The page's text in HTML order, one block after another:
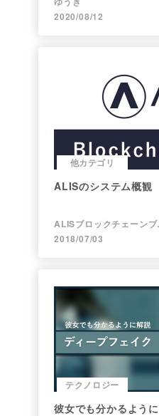
2020/08/12
他カテゴリ
ALISのシステム概観
ALIS
2018/07/03
テクノロジー
彼女でも分かるよう